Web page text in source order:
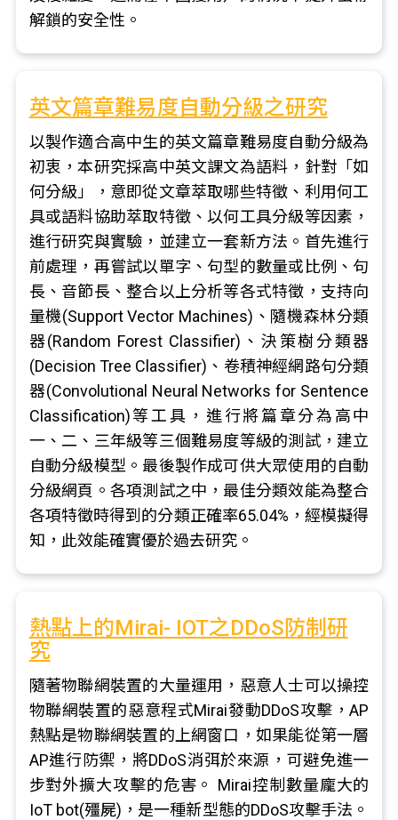
解鎖的安全性。
英文篇章難易度自動分級之研究
以製作適合高中生的英文篇章難易度自動分級為
初衷，本研究採高中英文課文為語料，針對「如
何分級」，意即從文章萃取哪些特徵、利用何工
具或語料協助萃取特徵、以何工具分級等因素，
進行研究與實驗，並建立一套新方法。首先進行
前處理，再嘗試以單字、句型的數量或比例、句
長、音節長、整合以上分析等各式特徵，支持向
量機(Support Vector Machines)、隨機森林分類
器(Random Forest Classifier)、決策樹分類器
(Decision Tree Classifier)、卷積神經網路句分類
器(Convolutional Neural Networks for Sentence
Classification)等工具，進行將篇章分為高中
一、二、三年級等三個難易度等級的測試，建立
自動分級模型。最後製作成可供大眾使用的自動
分級網頁。各項測試之中，最佳分類效能為整合
各項特徵時得到的分類正確率65.04%，經模擬得
知，此效能確實優於過去研究。
熱點上的Mirai- IOT之DDoS防制研
究
隨著物聯網裝置的大量運用，惡意人士可以操控
物聯網裝置的惡意程式Mirai發動DDoS攻擊，AP
熱點是物聯網裝置的上網窗口，如果能從第一層
AP進行防禦，將DDoS消弭於來源，可避免進一
步對外擴大攻擊的危害。 Mirai控制數量龐大的
IoT bot(殭屍)，是一種新型態的DDoS攻擊手法。